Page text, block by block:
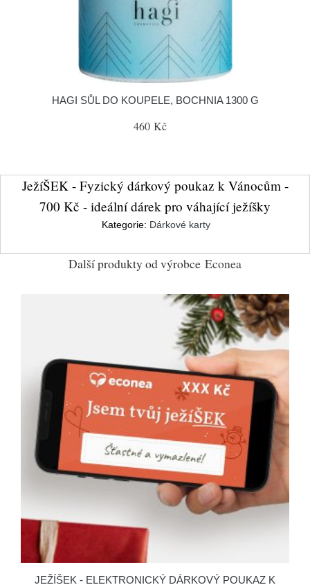
HAGI SŮL DO KOUPELE, BOCHNIA 1300 G
460 Kč
JežíŠEK - Fyzický dárkový poukaz k Vánocům -
700 Kč - ideální dárek pro váhající ježíšky
Kategorie: Dárkové karty
Další produkty od výrobce Econea
JEŽÍŠEK - ELEKTRONICKÝ DÁRKOVÝ POUKAZ K